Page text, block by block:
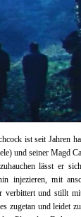
ist seit Jahren
und seiner Magd
lässt er
injezieren, mit
und stillt
zugetan und leidet